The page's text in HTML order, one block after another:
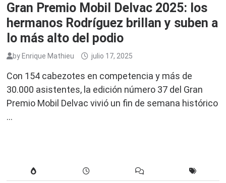
Gran Premio Mobil Delvac 2025: los
hermanos Rodríguez brillan y suben a
lo más alto del podio
by Enrique Mathieu julio 17, 2025
Con 154 cabezotes en competencia y más de
30.000 asistentes, la edición número 37 del Gran
Premio Mobil Delvac vivió un fin de semana histórico
…